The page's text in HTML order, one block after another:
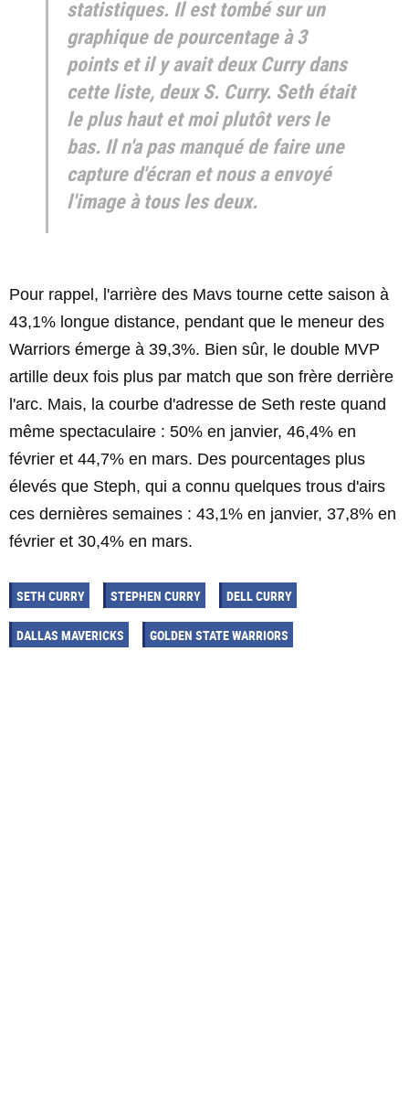
statistiques. Il est tombé sur un
graphique de pourcentage à 3
points et il y avait deux Curry dans
cette liste, deux S. Curry. Seth était
le plus haut et moi plutôt vers le
bas. Il n'a pas manqué de faire une
capture d'écran et nous a envoyé
l'image à tous les deux.
Pour rappel, l'arrière des Mavs tourne cette saison à
43,1% longue distance, pendant que le meneur des
Warriors émerge à 39,3%. Bien sûr, le double MVP
artille deux fois plus par match que son frère derrière
l'arc. Mais, la courbe d'adresse de Seth reste quand
même spectaculaire : 50% en janvier, 46,4% en
février et 44,7% en mars. Des pourcentages plus
élevés que Steph, qui a connu quelques trous d'airs
ces dernières semaines : 43,1% en janvier, 37,8% en
février et 30,4% en mars.
SETH CURRY STEPHEN CURRY DELL CURRY
DALLAS MAVERICKS GOLDEN STATE WARRIORS